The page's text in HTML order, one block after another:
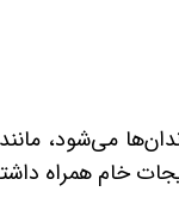
می‌شود، مانند
خام همراه